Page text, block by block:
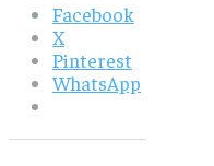
Facebook
X
Pinterest
WhatsApp